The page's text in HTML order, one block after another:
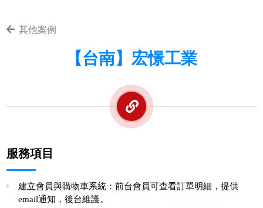
其他案例
【台南】宏憬工業
服務項目
建立會員與購物車系統：前台會員可查看訂單明細，提供
email通知，後台維護。